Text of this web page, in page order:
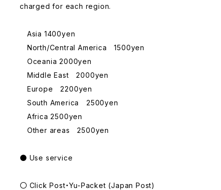
charged for each region.
Asia 1400yen
North/Central America 1500yen
Oceania 2000yen
Middle East 2000yen
Europe 2200yen
South America 2500yen
Africa 2500yen
Other areas 2500yen
● Use service
〇 Click Post・Yu-Packet (Japan Post)